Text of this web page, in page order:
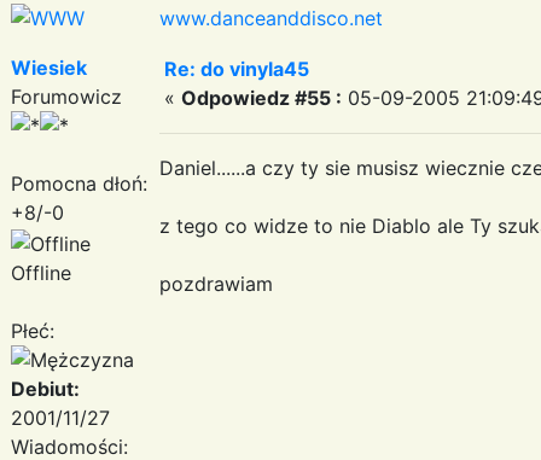
www.danceanddisco.net
Wiesiek
Forumowicz
Pomocna dłoń:
+8/-0
Offline
Płeć:
Debiut:
2001/11/27
Wiadomości:
Re: do vinyla45
« Odpowiedz #55 : 05-09-2005
Daniel......a czy ty sie musisz wiecznie
z tego co widze to nie Diablo ale Ty
pozdrawiam